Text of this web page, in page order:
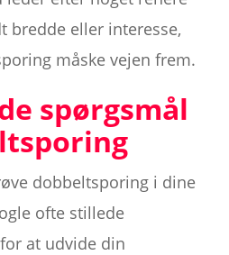
bredde eller interesse,
måske vejen frem.
spørgsmål
dobbeltsporing i dine
ofte stillede
at udvide din